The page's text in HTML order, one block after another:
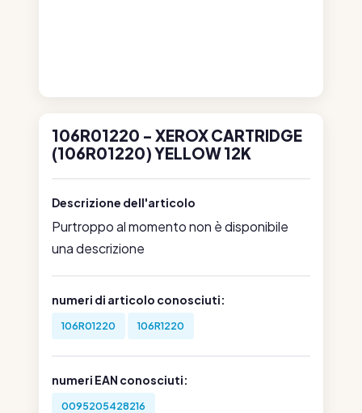
106R01220 - XEROX CARTRIDGE
(106R01220) YELLOW 12K
Descrizione dell'articolo
Purtroppo al momento non è disponibile
una descrizione
numeri di articolo conosciuti:
106R01220 106R1220
numeri EAN conosciuti:
0095205428216